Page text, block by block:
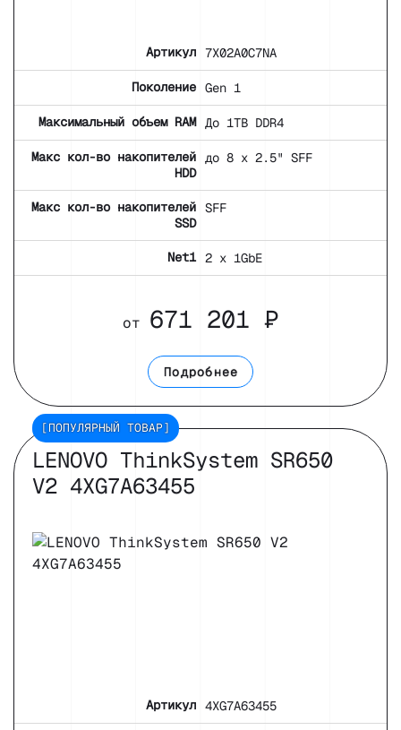
Артикул 7X02A0C7NA
Поколение Gen 1
Максимальный объем RAM До 1TB DDR4
Макс кол-во накопителей
HDD
до 8 x 2.5" SFF
Макс кол-во накопителей
SSD
SFF
Net1 2 x 1GbE
от 671 201 ₽
Подробнее
[ПОПУЛЯРНЫЙ ТОВАР]
LENOVO ThinkSystem SR650
V2 4XG7A63455
Артикул 4XG7A63455